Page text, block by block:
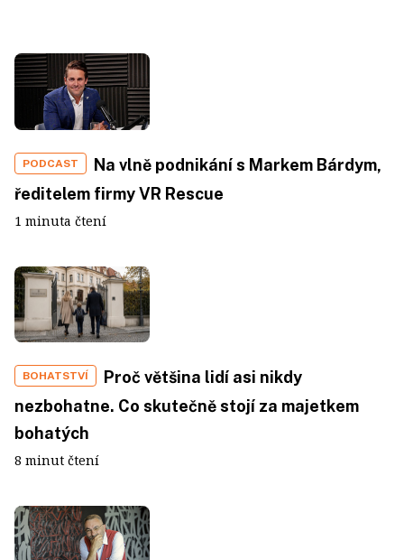
PODCAST
Na vlně podnikání s Markem Bárdym,
ředitelem firmy VR Rescue
1 minuta čtení
BOHATSTVÍ
Proč většina lidí asi nikdy
nezbohatne. Co skutečně stojí za majetkem
bohatých
8 minut čtení